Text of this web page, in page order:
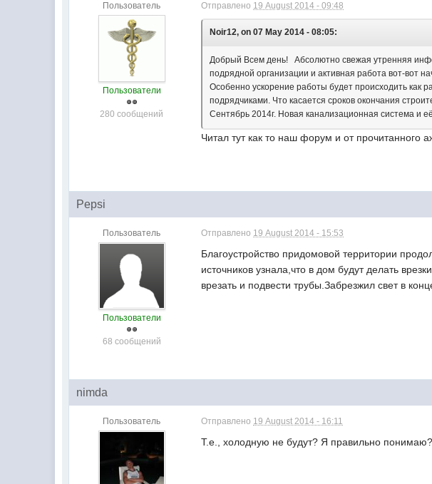
Пользователь
Пользователи
280 сообщений
Отправлено 19 August 2014 - 09:48
Noir12, on 07 May 2014 - 08:05:
Добрый Всем день! Абсолютно свежая утренняя
подрядной организации и активная работа вот-вот
Особенно ускорение работы будет происходить как
подрядчиками. Что касается сроков окончания
Сентябрь 2014г. Новая канализационная система и
Читал тут как то наш форум и от прочитанного
Pepsi
Пользователь
Пользователи
68 сообщений
Отправлено 19 August 2014 - 15:53
Благоустройство придомовой территории
источников узнала,что в дом будут делать
врезать и подвести трубы.Забрезжил свет в
nimda
Пользователь Отправлено 19 August 2014 - 16:11
Т.е., холодную не будут? Я правильно понимаю?